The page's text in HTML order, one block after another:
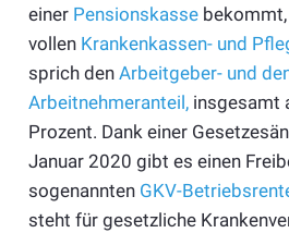
einer Pensionskassebekommt,
vollen Krankenkassen- und
sprich den Arbeitgeber- und
Arbeitnehmeranteil,insgesamt
Prozent. Dank einer
Januar 2020 gibt es einen
sogenannten GKV-
steht für gesetzliche